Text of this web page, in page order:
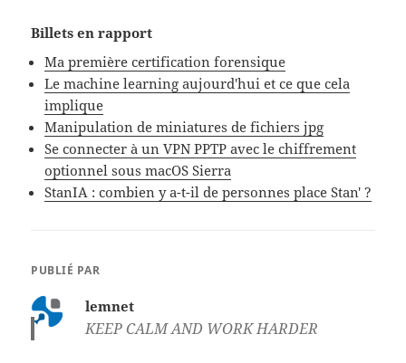
Billets en rapport
Ma première certification forensique
Le machine learning aujourd'hui et ce que cela
implique
Manipulation de miniatures de fichiers jpg
Se connecter à un VPN PPTP avec le chiffrement
optionnel sous macOS Sierra
StanIA : combien y a-t-il de personnes place Stan' ?
PUBLIÉ PAR
lemnet
KEEP CALM AND WORK HARDER